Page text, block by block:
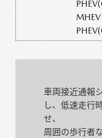
MHEV
車両接近通報
し、低速走行
せ、
周囲の歩行者